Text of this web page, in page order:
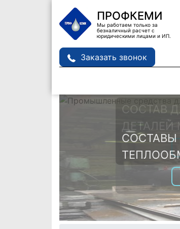
ПРОФКЕМИ
Мы работаем только за
безналичный расчет с
юридическими лицами и ИП.
Заказать звонок
СОСТАВ
ДЕТАЛЕЙ